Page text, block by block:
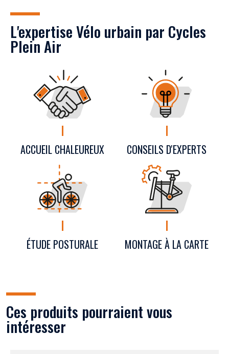
L'expertise Vélo urbain par Cycles
Plein Air
ACCUEIL CHALEUREUX CONSEILS D'EXPERTS
ÉTUDE POSTURALE MONTAGE À LA CARTE
Ces produits pourraient vous
intéresser